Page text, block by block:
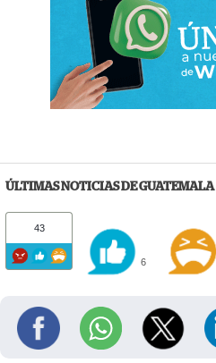
ÚLTIMAS NOTICIAS DE GUATEMALA
43
6